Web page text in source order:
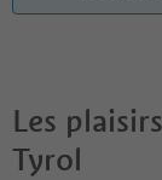
Les
Tyrol